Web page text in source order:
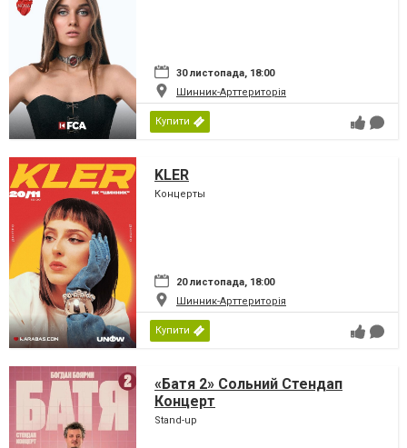
30 листопада, 18:00
Шинник-Арттериторія
Купити
KLER
Концерты
20 листопада, 18:00
Шинник-Арттериторія
Купити
«Батя 2» Сольний Стендап
Концерт
Stand-up